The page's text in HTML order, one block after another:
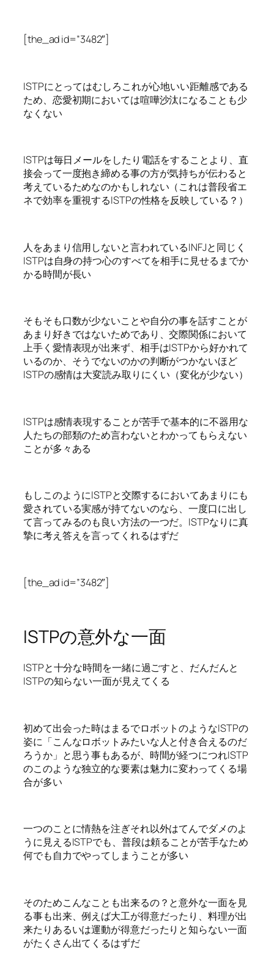
[the_ad id=”3482″]
ISTPにとってはむしろこれが心地いい距離感である
ため、恋愛初期においては喧嘩沙汰になることも少
なくない
ISTPは毎日メールをしたり電話をすることより、直
接会って一度抱き締める事の方が気持ちが伝わると
考えているためなのかもしれない（これは普段省エ
ネで効率を重視するISTPの性格を反映している？）
人をあまり信用しないと言われているINFJと同じく
ISTPは自身の持つ心のすべてを相手に見せるまでか
かる時間が長い
そもそも口数が少ないことや自分の事を話すことが
あまり好きではないためであり、交際関係において
上手く愛情表現が出来ず、相手はISTPから好かれて
いるのか、そうでないのかの判断がつかないほど
ISTPの感情は大変読み取りにくい（変化が少ない）
ISTPは感情表現することが苦手で基本的に不器用な
人たちの部類のため言わないとわかってもらえない
ことが多々ある
もしこのようにISTPと交際するにおいてあまりにも
愛されている実感が持てないのなら、一度口に出し
て言ってみるのも良い方法の一つだ。ISTPなりに真
摯に考え答えを言ってくれるはずだ
[the_ad id=”3482″]
ISTPの意外な一面
ISTPと十分な時間を一緒に過ごすと、だんだんと
ISTPの知らない一面が見えてくる
初めて出会った時はまるでロボットのようなISTPの
姿に「こんなロボットみたいな人と付き合えるのだ
ろうか」と思う事もあるが、時間が経つにつれISTP
のこのような独立的な要素は魅力に変わってくる場
合が多い
一つのことに情熱を注ぎそれ以外はてんでダメのよ
うに見えるISTPでも、普段は頼ることが苦手なため
何でも自力でやってしまうことが多い
そのためこんなことも出来るの？と意外な一面を見
る事も出来、例えば大工が得意だったり、料理が出
来たりあるいは運動が得意だったりと知らない一面
がたくさん出てくるはずだ